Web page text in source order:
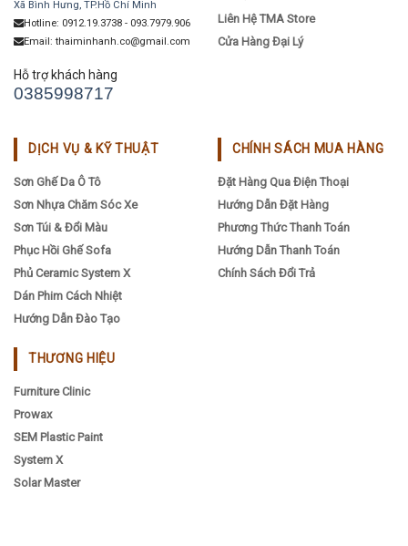
Xã Bình Hưng, TP.Hồ Chí Minh
Hotline: 0912.19.3738 - 093.7979.906
Email: thaiminhanh.co@gmail.com
Hỗ trợ khách hàng
0385998717
Liên Hệ TMA Store
Cửa Hàng Đại Lý
DỊCH VỤ & KỸ THUẬT
Sơn Ghế Da Ô Tô
Sơn Nhựa Chăm Sóc Xe
Sơn Túi & Đổi Màu
Phục Hồi Ghế Sofa
Phủ Ceramic System X
Dán Phim Cách Nhiệt
Hướng Dẫn Đào Tạo
CHÍNH SÁCH MUA HÀNG
Đặt Hàng Qua Điện Thoại
Hướng Dẫn Đặt Hàng
Phương Thức Thanh Toán
Hướng Dẫn Thanh Toán
Chính Sách Đổi Trả
THƯƠNG HIỆU
Furniture Clinic
Prowax
SEM Plastic Paint
System X
Solar Master